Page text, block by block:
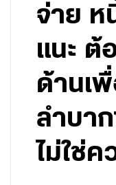
จ่าย ห
แนะ ต้
ด้านเ
ลำบา
ไม่ใช่ค